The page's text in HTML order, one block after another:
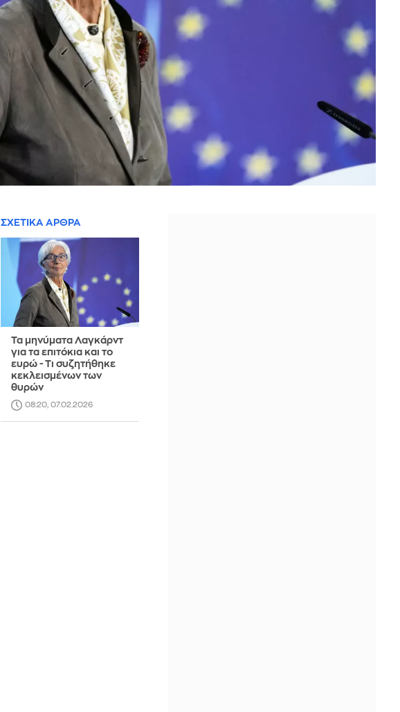
ΣΧΕΤΙΚΑ ΑΡΘΡΑ
Τα μηνύματα Λαγκάρντ
για τα επιτόκια και το
ευρώ - Τι συζητήθηκε
κεκλεισμένων των
θυρών
08:20, 07.02.2026